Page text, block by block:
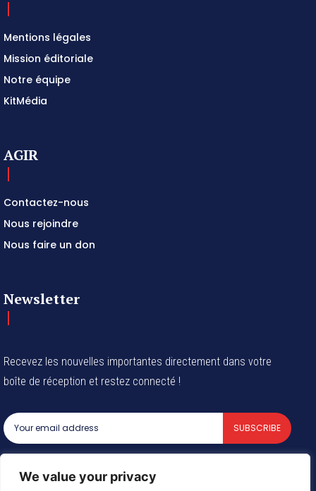
We value your privacy
Mentions légales
Mission éditoriale
Notre équipe
KitMédia
AGIR
Contactez-nous
Nous rejoindre
Nous faire un don
Newsletter
Recevez les nouvelles importantes directement dans votre
boîte de réception et restez connecté !
SUBSCRIBE